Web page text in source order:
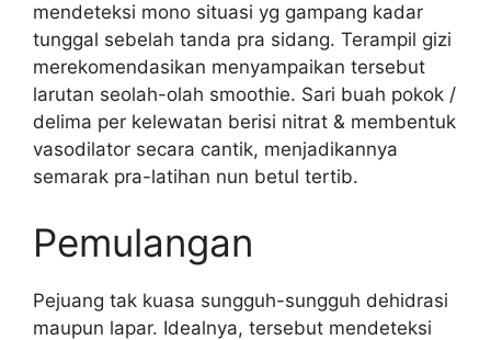
mendeteksi mono situasi yg gampang kadar
tunggal sebelah tanda pra sidang. Terampil gizi
merekomendasikan menyampaikan tersebut
larutan seolah-olah smoothie. Sari buah pokok /
delima per kelewatan berisi nitrat & membentuk
vasodilator secara cantik, menjadikannya
semarak pra-latihan nun betul tertib.
Pemulangan
Pejuang tak kuasa sungguh-sungguh dehidrasi
maupun lapar. Idealnya, tersebut mendeteksi